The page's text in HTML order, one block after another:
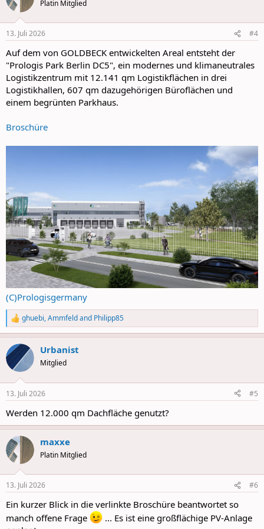
Platin Mitglied
13. Juli 2026 #4
Auf dem von GOLDBECK entwickelten Areal entsteht der
"Prologis Park Berlin DC5", ein modernes und klimaneutrales
Logistikzentrum mit 12.141 qm Logistikflächen in drei
Logistikhallen, 607 qm dazugehörigen Büroflächen und
einem begrünten Parkhaus.
Broschüre
(C)Prologisgermany
R
e
a
c
t
i
s
ghuebi,Ammfeldand Philipp85
Urbanist
Mitglied
13. Juli 2026 #5
Werden 12.000 qm Dachfläche genutzt?
maxxe
Platin Mitglied
13. Juli 2026 #6
Ein kurzer Blick in die verlinkte Broschüre beantwortet so
manch offene Frage
... Es ist eine großflächige PV-Anlage